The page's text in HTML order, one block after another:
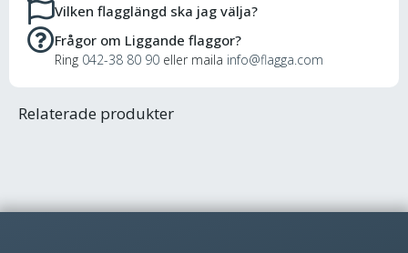
Vilken flagglängd ska jag välja?
Frågor om Liggande flaggor?
Ring 042-38 80 90 eller maila info@flagga.com
Relaterade produkter